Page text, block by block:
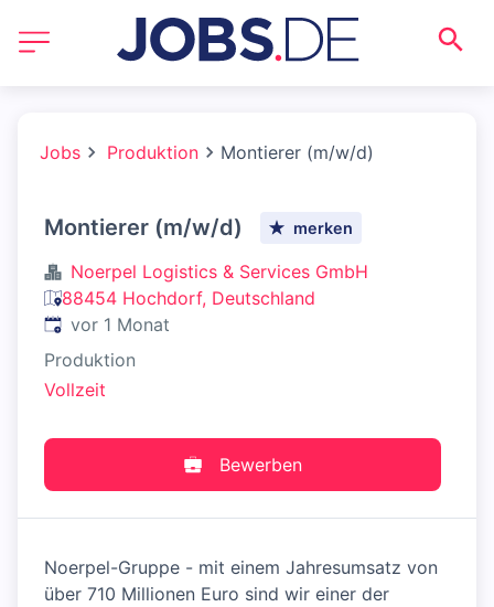
Jobs Produktion Montierer (m/w/d)
Montierer (m/w/d) merken
Noerpel Logistics & Services GmbH
88454 Hochdorf, Deutschland
Veröffentlicht:
vor 1 Monat
Produktion
Vollzeit
Bewerben
Noerpel-Gruppe - mit einem Jahresumsatz von
über 710 Millionen Euro sind wir einer der